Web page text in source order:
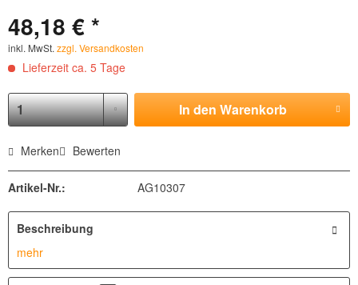
48,18 € *
inkl. MwSt. zzgl. Versandkosten
Lieferzeit ca. 5 Tage
In denWarenkorb
Merken Bewerten
Artikel-Nr.: AG10307
Beschreibung
mehr